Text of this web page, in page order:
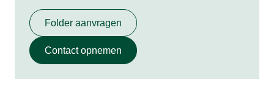
Folder aanvragen
Contact opnemen